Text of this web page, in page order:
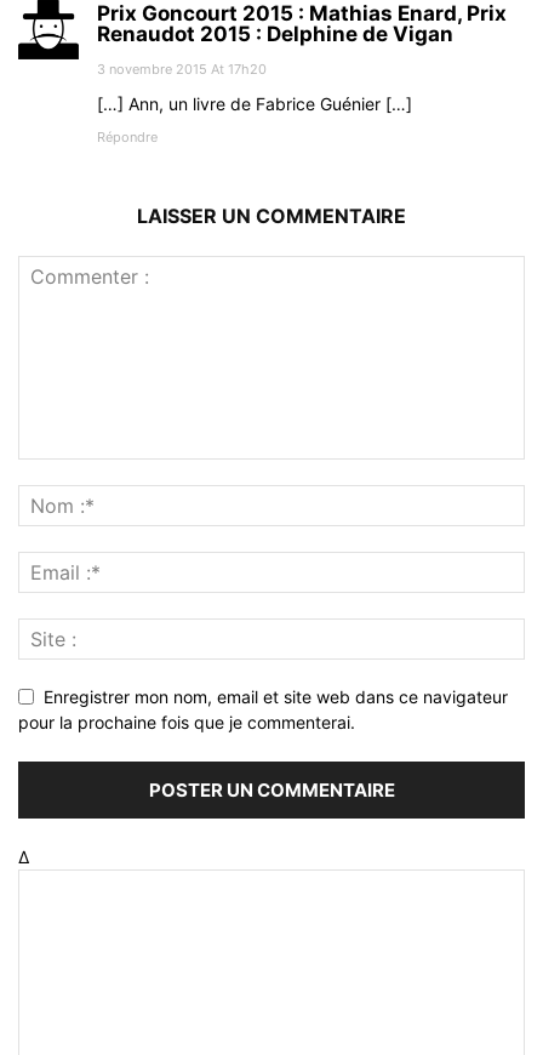
Prix Goncourt 2015 : Mathias Enard, Prix
Renaudot 2015 : Delphine de Vigan
3 novembre 2015 At 17h20
[…] Ann, un livre de Fabrice Guénier […]
Répondre
LAISSER UN COMMENTAIRE
Enregistrer mon nom, email et site web dans ce navigateur
pour la prochaine fois que je commenterai.
Δ